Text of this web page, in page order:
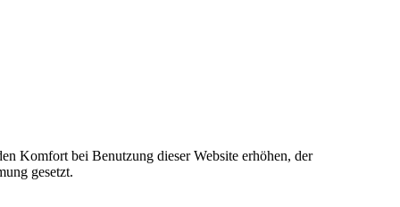
Komfort bei Benutzung dieser Website erhöhen, der
gesetzt.